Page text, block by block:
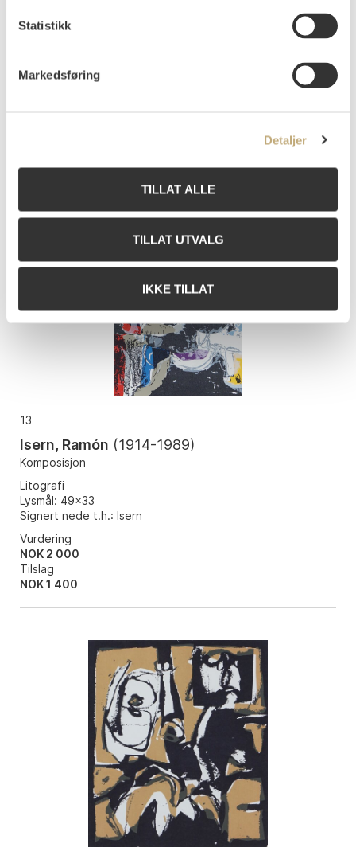
Statistikk
Markedsføring
Detaljer
TILLAT ALLE
TILLAT UTVALG
IKKE TILLAT
Komposisjon
Signert nede t.h.: Isern
13
Isern, Ramón (1914-1989)
Komposisjon
Litografi
Lysmål: 49x33
Signert nede t.h.: Isern
Vurdering
NOK 2 000
Tilslag
NOK1 400